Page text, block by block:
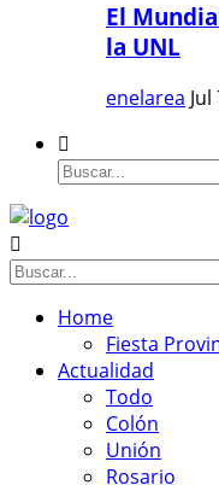
El
la UNL
enelarea
Home
Fiesta
Actualidad
Todo
Colón
Unión
Rosario